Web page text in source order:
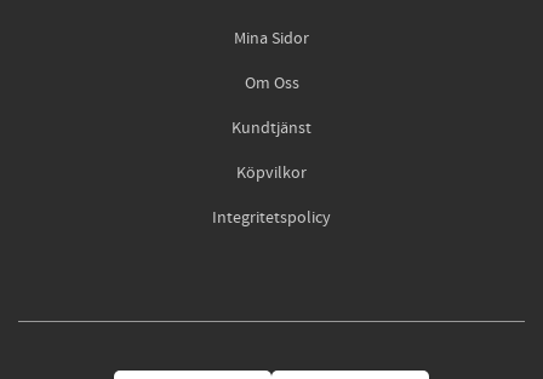
Mina Sidor
Om Oss
Kundtjänst
Köpvilkor
Integritetspolicy